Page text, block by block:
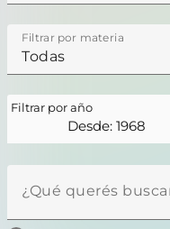
Filtrar por materia
Todas
Filtrar por año
Desde: 1968
¿Qué querés